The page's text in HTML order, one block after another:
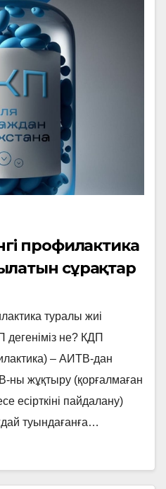
профилактика
сұрақтар
туралы жиі
не? КДП
– АИТВ-дан
ны жұқтыру (қорғалмаған
есірткіні пайдалану)
туындағанға…